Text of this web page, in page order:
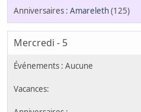
Amareleth(125)
Mercredi - 5